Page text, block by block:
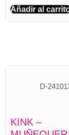
Añadir al
D-
KINK –